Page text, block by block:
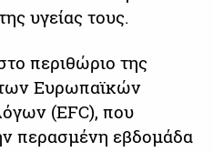
υγείας τους.
περιθώριο της
Ευρωπαϊκών
(EFC), που
περασμένη εβδομάδα